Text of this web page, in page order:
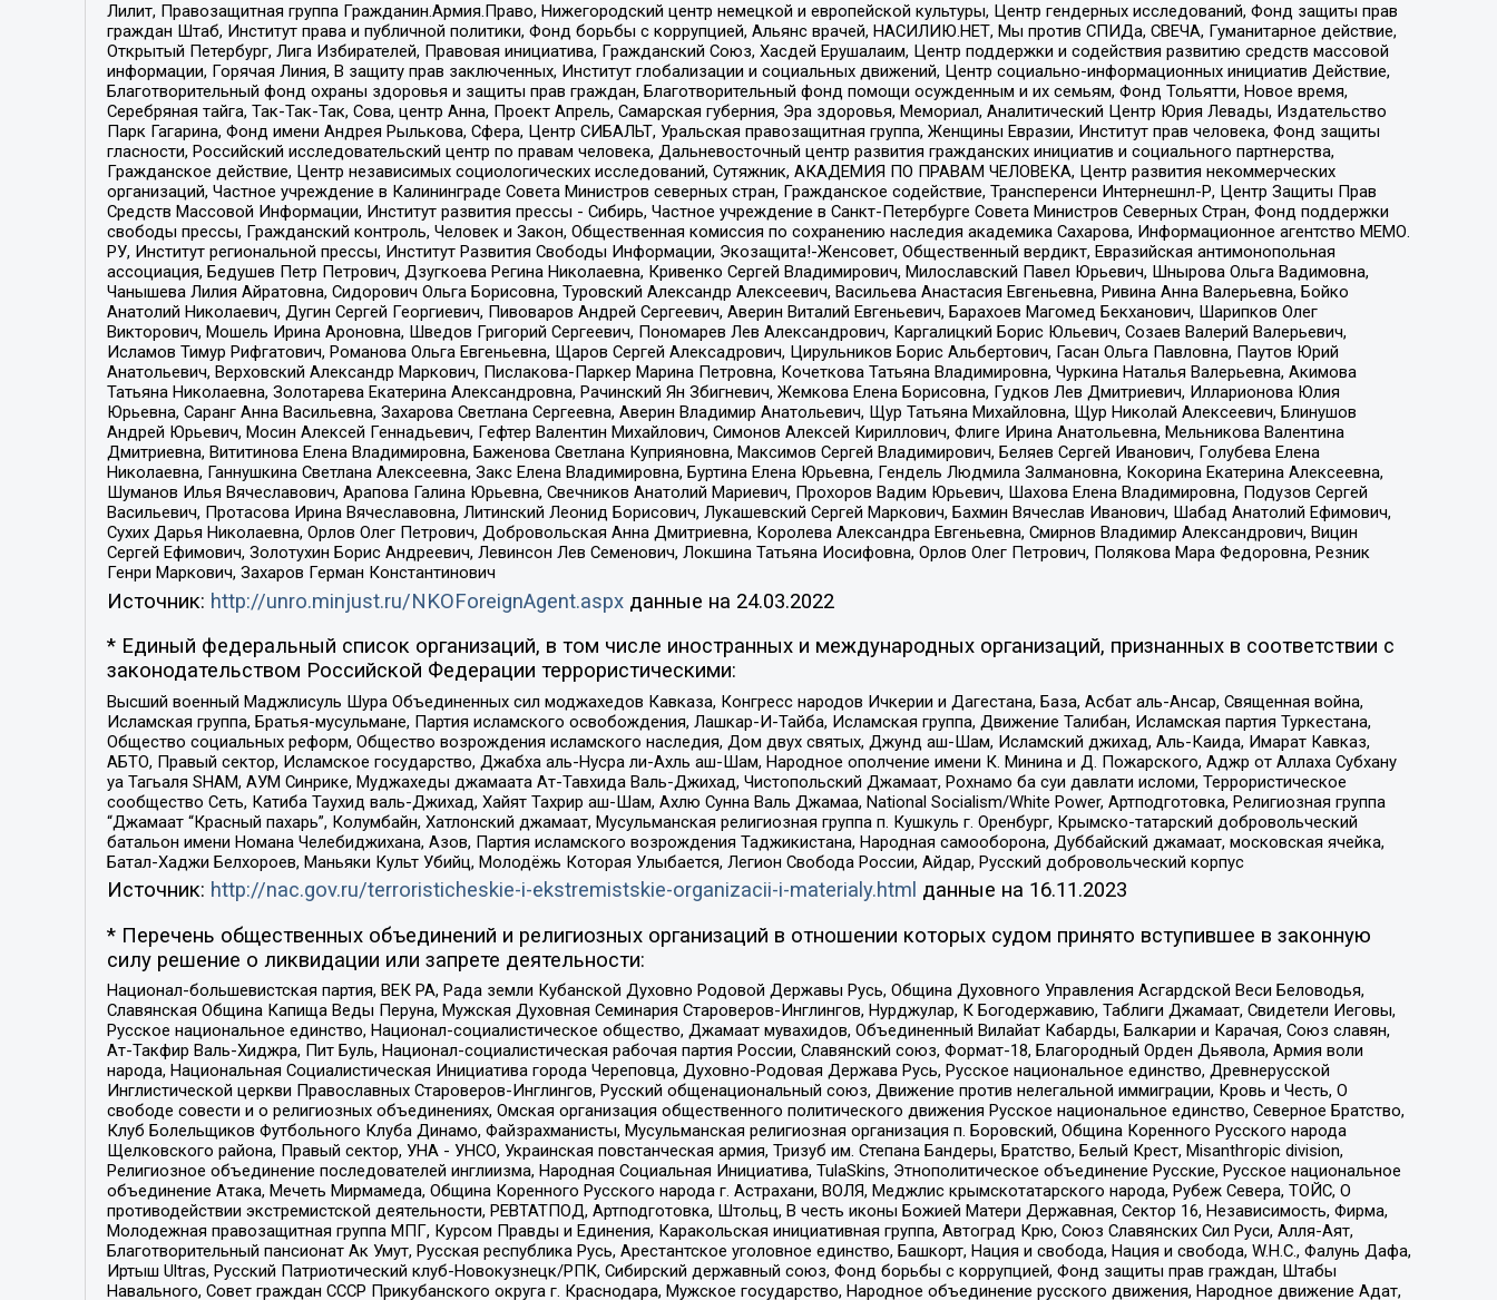
Лилит, Правозащитная группа Гражданин.Армия.Право, Нижегородский центр немецкой и европейской культуры, Центр гендерных исследований, Фонд защиты прав
граждан Штаб, Институт права и публичной политики, Фонд борьбы с коррупцией, Альянс врачей, НАСИЛИЮ.НЕТ, Мы против СПИДа, СВЕЧА, Гуманитарное действие,
Открытый Петербург, Лига Избирателей, Правовая инициатива, Гражданский Союз, Хасдей Ерушалаим, Центр поддержки и содействия развитию средств массовой
информации, Горячая Линия, В защиту прав заключенных, Институт глобализации и социальных движений, Центр социально-информационных инициатив Действие,
Благотворительный фонд охраны здоровья и защиты прав граждан, Благотворительный фонд помощи осужденным и их семьям, Фонд Тольятти, Новое время,
Серебряная тайга, Так-Так-Так, Сова, центр Анна, Проект Апрель, Самарская губерния, Эра здоровья, Мемориал, Аналитический Центр Юрия Левады, Издательство
Парк Гагарина, Фонд имени Андрея Рылькова, Сфера, Центр СИБАЛЬТ, Уральская правозащитная группа, Женщины Евразии, Институт прав человека, Фонд защиты
гласности, Российский исследовательский центр по правам человека, Дальневосточный центр развития гражданских инициатив и социального партнерства,
Гражданское действие, Центр независимых социологических исследований, Сутяжник, АКАДЕМИЯ ПО ПРАВАМ ЧЕЛОВЕКА, Центр развития некоммерческих
организаций, Частное учреждение в Калининграде Совета Министров северных стран, Гражданское содействие, Трансперенси Интернешнл-Р, Центр Защиты Прав
Средств Массовой Информации, Институт развития прессы - Сибирь, Частное учреждение в Санкт-Петербурге Совета Министров Северных Стран, Фонд поддержки
свободы прессы, Гражданский контроль, Человек и Закон, Общественная комиссия по сохранению наследия академика Сахарова, Информационное агентство МЕМО.
РУ, Институт региональной прессы, Институт Развития Свободы Информации, Экозащита!-Женсовет, Общественный вердикт, Евразийская антимонопольная
ассоциация, Бедушев Петр Петрович, Дзугкоева Регина Николаевна, Кривенко Сергей Владимирович, Милославский Павел Юрьевич, Шнырова Ольга Вадимовна,
Чанышева Лилия Айратовна, Сидорович Ольга Борисовна, Туровский Александр Алексеевич, Васильева Анастасия Евгеньевна, Ривина Анна Валерьевна, Бойко
Анатолий Николаевич, Дугин Сергей Георгиевич, Пивоваров Андрей Сергеевич, Аверин Виталий Евгеньевич, Барахоев Магомед Бекханович, Шарипков Олег
Викторович, Мошель Ирина Ароновна, Шведов Григорий Сергеевич, Пономарев Лев Александрович, Каргалицкий Борис Юльевич, Созаев Валерий Валерьевич,
Исламов Тимур Рифгатович, Романова Ольга Евгеньевна, Щаров Сергей Алексадрович, Цирульников Борис Альбертович, Гасан Ольга Павловна, Паутов Юрий
Анатольевич, Верховский Александр Маркович, Пислакова-Паркер Марина Петровна, Кочеткова Татьяна Владимировна, Чуркина Наталья Валерьевна, Акимова
Татьяна Николаевна, Золотарева Екатерина Александровна, Рачинский Ян Збигневич, Жемкова Елена Борисовна, Гудков Лев Дмитриевич, Илларионова Юлия
Юрьевна, Саранг Анна Васильевна, Захарова Светлана Сергеевна, Аверин Владимир Анатольевич, Щур Татьяна Михайловна, Щур Николай Алексеевич, Блинушов
Андрей Юрьевич, Мосин Алексей Геннадьевич, Гефтер Валентин Михайлович, Симонов Алексей Кириллович, Флиге Ирина Анатольевна, Мельникова Валентина
Дмитриевна, Вититинова Елена Владимировна, Баженова Светлана Куприяновна, Максимов Сергей Владимирович, Беляев Сергей Иванович, Голубева Елена
Николаевна, Ганнушкина Светлана Алексеевна, Закс Елена Владимировна, Буртина Елена Юрьевна, Гендель Людмила Залмановна, Кокорина Екатерина Алексеевна,
Шуманов Илья Вячеславович, Арапова Галина Юрьевна, Свечников Анатолий Мариевич, Прохоров Вадим Юрьевич, Шахова Елена Владимировна, Подузов Сергей
Васильевич, Протасова Ирина Вячеславовна, Литинский Леонид Борисович, Лукашевский Сергей Маркович, Бахмин Вячеслав Иванович, Шабад Анатолий Ефимович,
Сухих Дарья Николаевна, Орлов Олег Петрович, Добровольская Анна Дмитриевна, Королева Александра Евгеньевна, Смирнов Владимир Александрович, Вицин
Сергей Ефимович, Золотухин Борис Андреевич, Левинсон Лев Семенович, Локшина Татьяна Иосифовна, Орлов Олег Петрович, Полякова Мара Федоровна, Резник
Генри Маркович, Захаров Герман Константинович
Источник: http://unro.minjust.ru/NKOForeignAgent.aspxданные на 24.03.2022
* Единый федеральный список организаций, в том числе иностранных и международных организаций, признанных в соответствии с
законодательством Российской Федерации террористическими:
Высший военный Маджлисуль Шура Объединенных сил моджахедов Кавказа, Конгресс народов Ичкерии и Дагестана, База, Асбат аль-Ансар, Священная война,
Исламская группа, Братья-мусульмане, Партия исламского освобождения, Лашкар-И-Тайба, Исламская группа, Движение Талибан, Исламская партия Туркестана,
Общество социальных реформ, Общество возрождения исламского наследия, Дом двух святых, Джунд аш-Шам, Исламский джихад, Аль-Каида, Имарат Кавказ,
АБТО, Правый сектор, Исламское государство, Джабха аль-Нусра ли-Ахль аш-Шам, Народное ополчение имени К. Минина и Д. Пожарского, Аджр от Аллаха Субхану
уа Тагьаля SHAM, АУМ Синрике, Муджахеды джамаата Ат-Тавхида Валь-Джихад, Чистопольский Джамаат, Рохнамо ба суи давлати исломи, Террористическое
сообщество Сеть, Катиба Таухид валь-Джихад, Хайят Тахрир аш-Шам, Ахлю Сунна Валь Джамаа, National Socialism/White Power, Артподготовка, Религиозная группа
“Джамаат “Красный пахарь”, Колумбайн, Хатлонский джамаат, Мусульманская религиозная группа п. Кушкуль г. Оренбург, Крымско-татарский добровольческий
батальон имени Номана Челебиджихана, Азов, Партия исламского возрождения Таджикистана, Народная самооборона, Дуббайский джамаат, московская ячейка,
Батал-Хаджи Белхороев, Маньяки Культ Убийц, Молодёжь Которая Улыбается, Легион Свобода России, Айдар, Русский добровольческий корпус
Источник: http://nac.gov.ru/terroristicheskie-i-ekstremistskie-organizacii-i-materialy.html данные на 16.11.2023
* Перечень общественных объединений и религиозных организаций в отношении которых судом принято вступившее в законную
силу решение о ликвидации или запрете деятельности:
Национал-большевистская партия, ВЕК РА, Рада земли Кубанской Духовно Родовой Державы Русь, Община Духовного Управления Асгардской Веси Беловодья,
Славянская Община Капища Веды Перуна, Мужская Духовная Семинария Староверов-Инглингов, Нурджулар, К Богодержавию, Таблиги Джамаат, Свидетели Иеговы,
Русское национальное единство, Национал-социалистическое общество, Джамаат мувахидов, Объединенный Вилайат Кабарды, Балкарии и Карачая, Союз славян,
Ат-Такфир Валь-Хиджра, Пит Буль, Национал-социалистическая рабочая партия России, Славянский союз, Формат-18, Благородный Орден Дьявола, Армия воли
народа, Национальная Социалистическая Инициатива города Череповца, Духовно-Родовая Держава Русь, Русское национальное единство, Древнерусской
Инглистической церкви Православных Староверов-Инглингов, Русский общенациональный союз, Движение против нелегальной иммиграции, Кровь и Честь, О
свободе совести и о религиозных объединениях, Омская организация общественного политического движения Русское национальное единство, Северное Братство,
Клуб Болельщиков Футбольного Клуба Динамо, Файзрахманисты, Мусульманская религиозная организация п. Боровский, Община Коренного Русского народа
Щелковского района, Правый сектор, УНА - УНСО, Украинская повстанческая армия, Тризуб им. Степана Бандеры, Братство, Белый Крест, Misanthropic division,
Религиозное объединение последователей инглиизма, Народная Социальная Инициатива, TulaSkins, Этнополитическое объединение Русские, Русское национальное
объединение Атака, Мечеть Мирмамеда, Община Коренного Русского народа г. Астрахани, ВОЛЯ, Меджлис крымскотатарского народа, Рубеж Севера, ТОЙС, О
противодействии экстремистской деятельности, РЕВТАТПОД, Артподготовка, Штольц, В честь иконы Божией Матери Державная, Сектор 16, Независимость, Фирма,
Молодежная правозащитная группа МПГ, Курсом Правды и Единения, Каракольская инициативная группа, Автоград Крю, Союз Славянских Сил Руси, Алля-Аят,
Благотворительный пансионат Ак Умут, Русская республика Русь, Арестантское уголовное единство, Башкорт, Нация и свобода, Нация и свобода, W.H.С., Фалунь Дафа,
Иртыш Ultras, Русский Патриотический клуб-Новокузнецк/РПК, Сибирский державный союз, Фонд борьбы с коррупцией, Фонд защиты прав граждан, Штабы
Навального, Совет граждан СССР Прикубанского округа г. Краснодара, Мужское государство, Народное объединение русского движения, Народное движение Адат,